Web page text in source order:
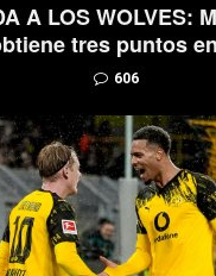
A LOS WOLVES:
tres puntos
606